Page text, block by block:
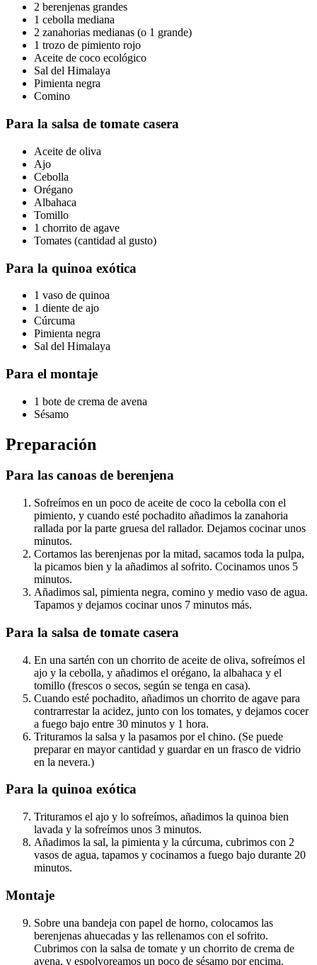
2 berenjenas grandes
1 cebolla mediana
2 zanahorias medianas (o 1 grande)
1 trozo de pimiento rojo
Aceite de coco ecológico
Sal del Himalaya
Pimienta negra
Comino
Para la salsa de tomate casera
Aceite de oliva
Ajo
Cebolla
Orégano
Albahaca
Tomillo
1 chorrito de agave
Tomates (cantidad al gusto)
Para la quinoa exótica
1 vaso de quinoa
1 diente de ajo
Cúrcuma
Pimienta negra
Sal del Himalaya
Para el montaje
1 bote de crema de avena
Sésamo
Preparación
Para las canoas de berenjena
Sofreímos en un poco de aceite de coco la cebolla con el
pimiento, y cuando esté pochadito añadimos la zanahoria
rallada por la parte gruesa del rallador. Dejamos cocinar unos
minutos.
Cortamos las berenjenas por la mitad, sacamos toda la pulpa,
la picamos bien y la añadimos al sofrito. Cocinamos unos 5
minutos.
Añadimos sal, pimienta negra, comino y medio vaso de agua.
Tapamos y dejamos cocinar unos 7 minutos más.
Para la salsa de tomate casera
En una sartén con un chorrito de aceite de oliva, sofreímos el
ajo y la cebolla, y añadimos el orégano, la albahaca y el
tomillo (frescos o secos, según se tenga en casa).
Cuando esté pochadito, añadimos un chorrito de agave para
contrarrestar la acidez, junto con los tomates, y dejamos cocer
a fuego bajo entre 30 minutos y 1 hora.
Trituramos la salsa y la pasamos por el chino. (Se puede
preparar en mayor cantidad y guardar en un frasco de vidrio
en la nevera.)
Para la quinoa exótica
Trituramos el ajo y lo sofreímos, añadimos la quinoa bien
lavada y la sofreímos unos 3 minutos.
Añadimos la sal, la pimienta y la cúrcuma, cubrimos con 2
vasos de agua, tapamos y cocinamos a fuego bajo durante 20
minutos.
Montaje
Sobre una bandeja con papel de horno, colocamos las
berenjenas ahuecadas y las rellenamos con el sofrito.
Cubrimos con la salsa de tomate y un chorrito de crema de
avena, y espolvoreamos un poco de sésamo por encima.